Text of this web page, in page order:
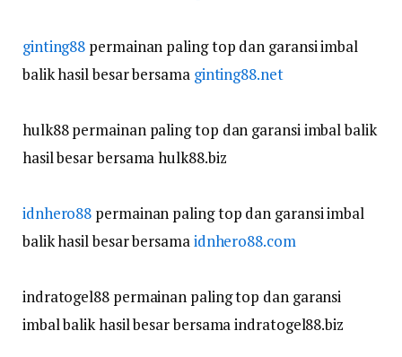
ginting88 permainan paling top dan garansi imbal
balik hasil besar bersama ginting88.net
hulk88 permainan paling top dan garansi imbal balik
hasil besar bersama hulk88.biz
idnhero88 permainan paling top dan garansi imbal
balik hasil besar bersama idnhero88.com
indratogel88 permainan paling top dan garansi
imbal balik hasil besar bersama indratogel88.biz